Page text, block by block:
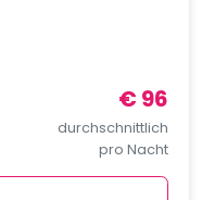
€ 96
durchschnittlich
pro Nacht